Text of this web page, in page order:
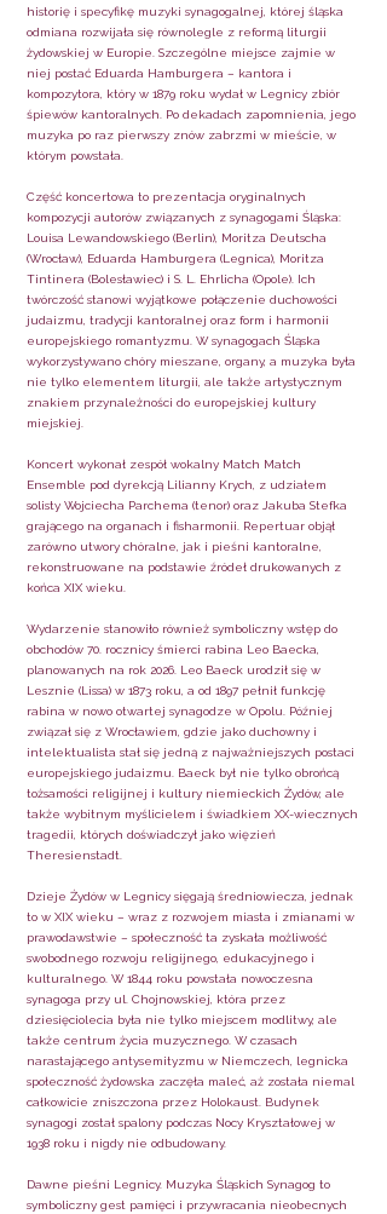
historię i specyfikę muzyki synagogalnej, której śląska
odmiana rozwijała się równolegle z reformą liturgii
żydowskiej w Europie. Szczególne miejsce zajmie w
niej postać Eduarda Hamburgera – kantora i
kompozytora, który w 1879 roku wydał w Legnicy zbiór
śpiewów kantoralnych. Po dekadach zapomnienia, jego
muzyka po raz pierwszy znów zabrzmi w mieście, w
którym powstała.
Część koncertowa to prezentacja oryginalnych
kompozycji autorów związanych z synagogami Śląska:
Louisa Lewandowskiego (Berlin), Moritza Deutscha
(Wrocław), Eduarda Hamburgera (Legnica), Moritza
Tintinera (Bolesławiec) i S. L. Ehrlicha (Opole). Ich
twórczość stanowi wyjątkowe połączenie duchowości
judaizmu, tradycji kantoralnej oraz form i harmonii
europejskiego romantyzmu. W synagogach Śląska
wykorzystywano chóry mieszane, organy, a muzyka była
nie tylko elementem liturgii, ale także artystycznym
znakiem przynależności do europejskiej kultury
miejskiej.
Koncert wykonał zespół wokalny Match Match
Ensemble pod dyrekcją Lilianny Krych, z udziałem
solisty Wojciecha Parchema (tenor) oraz Jakuba Stefka
grającego na organach i fisharmonii. Repertuar objął
zarówno utwory chóralne, jak i pieśni kantoralne,
rekonstruowane na podstawie źródeł drukowanych z
końca XIX wieku.
Wydarzenie stanowiło również symboliczny wstęp do
obchodów 70. rocznicy śmierci rabina Leo Baecka,
planowanych na rok 2026. Leo Baeck urodził się w
Lesznie (Lissa) w 1873 roku, a od 1897 pełnił funkcję
rabina w nowo otwartej synagodze w Opolu. Później
związał się z Wrocławiem, gdzie jako duchowny i
intelektualista stał się jedną z najważniejszych postaci
europejskiego judaizmu. Baeck był nie tylko obrońcą
tożsamości religijnej i kultury niemieckich Żydów, ale
także wybitnym myślicielem i świadkiem XX-wiecznych
tragedii, których doświadczył jako więzień
Theresienstadt.
Dzieje Żydów w Legnicy sięgają średniowiecza, jednak
to w XIX wieku – wraz z rozwojem miasta i zmianami w
prawodawstwie – społeczność ta zyskała możliwość
swobodnego rozwoju religijnego, edukacyjnego i
kulturalnego. W 1844 roku powstała nowoczesna
synagoga przy ul. Chojnowskiej, która przez
dziesięciolecia była nie tylko miejscem modlitwy, ale
także centrum życia muzycznego. W czasach
narastającego antysemityzmu w Niemczech, legnicka
społeczność żydowska zaczęła maleć, aż została niemal
całkowicie zniszczona przez Holokaust. Budynek
synagogi został spalony podczas Nocy Kryształowej w
1938 roku i nigdy nie odbudowany.
Dawne pieśni Legnicy. Muzyka Śląskich Synagog to
symboliczny gest pamięci i przywracania nieobecnych